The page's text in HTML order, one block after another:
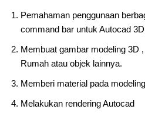
Pemahaman penggunaan
command bar untuk Autocad
Membuat gambar modeling 3D
Rumah atau objek lainnya.
Memberi material pada
Melakukan rendering Autocad